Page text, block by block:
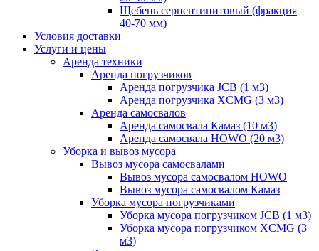
Щебень серпентинитовый (фракция
40-70 мм)
Условия доставки
Услуги и цены
Аренда техники
Аренда погрузчиков
Аренда погрузчика JCB (1 м3)
Аренда погрузчика XCMG (3 м3)
Аренда самосвалов
Аренда самосвала Камаз (10 м3)
Аренда самосвала HOWO (20 м3)
Уборка и вывоз мусора
Вывоз мусора самосвалами
Вывоз мусора самосвалом HOWO
Вывоз мусора самосвалом Камаз
Уборка мусора погрузчиками
Уборка мусора погрузчиком JCB (1 м3)
Уборка мусора погрузчиком XCMG (3
м3)